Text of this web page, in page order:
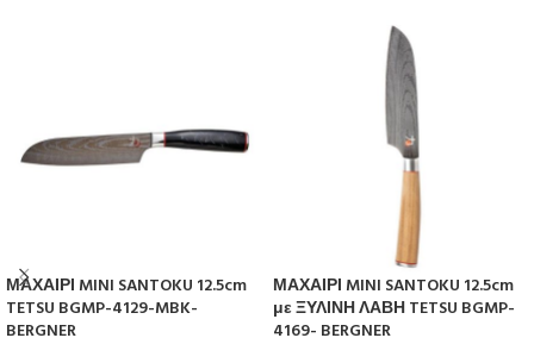
ΜΑΧΑΙΡΙ MINI SANTOKU 12.5cm
TETSU BGMP-4129-MBK-
BERGNER
ΜΑΧΑΙΡΙ MINI SANTOKU 12.5cm
με ΞΥΛΙΝΗ ΛΑΒΗ TETSU BGMP-
4169- BERGNER